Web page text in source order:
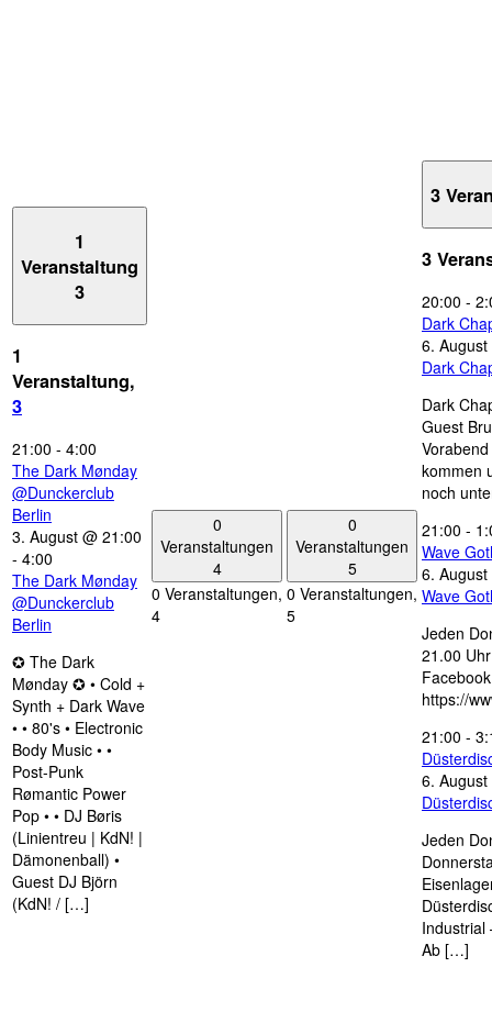
1
Veranstaltung
3
1
Veranstaltung,
3
21:00 - 4:00
The Dark Mønday
@Dunckerclub
Berlin
3. August @ 21:00
- 4:00
The Dark Mønday
@Dunckerclub
Berlin
✪ The Dark
Mønday ✪ • Cold +
Synth + Dark Wave
• • 80's • Electronic
Body Music • •
Post-Punk
Rømantic Power
Pop • • DJ Børis
(Linientreu | KdN! |
Dämonenball) •
Guest DJ Björn
(KdN! / […]
0
Veranstaltungen
4
0 Veranstaltungen,
4
0
Veranstaltungen
5
0 Veranstaltungen,
5
3
3
20:00 -
Dark
6.
Dark
Dark
Guest
kommen
noch
21:00 -
Wave
6.
Wave
Jeden
21.00
https://
21:00 -
6.
Jeden
Industrial
Ab […]